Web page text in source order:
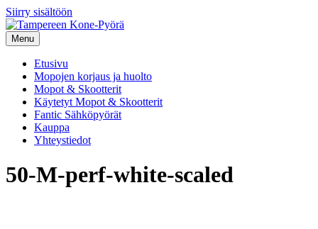
Siirry sisältöön
Menu
Etusivu
Mopojen korjaus ja huolto
Mopot & Skootterit
Käytetyt Mopot & Skootterit
Fantic Sähköpyörät
Kauppa
Yhteystiedot
50-M-perf-white-scaled